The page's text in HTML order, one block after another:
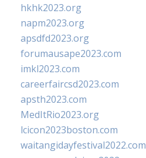
hkhk2023.org
napm2023.org
apsdfd2023.org
forumausape2023.com
imkl2023.com
careerfaircsd2023.com
apsth2023.com
MedItRio2023.org
lcicon2023boston.com
waitangidayfestival2022.com